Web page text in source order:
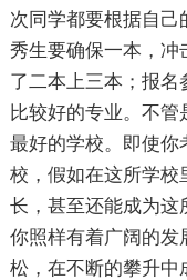
次同学都要根据自
秀生要确保一本，冲
了二本上三本；报名
比较好的专业。不
最好的学校。即使你
校，假如在这所学校
长，甚至还能成为这
你照样有着广阔的发
松，在不断的攀升中